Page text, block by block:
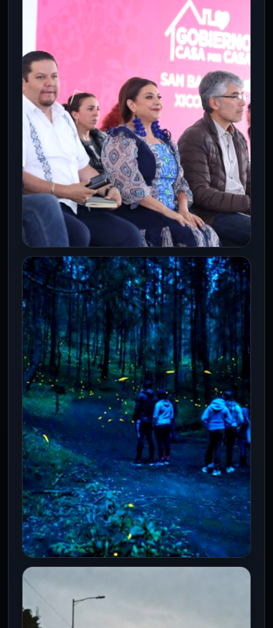
La comercialización de nopal, maíz, flores
y otros productos del suelo de
conservación abre oportunidades para
negocios con…
CDMX
Plan para Milpa Alta contempla
repavimentación, Cablebús y
refuerzo al transporte público
31 Jul 2026
La jefa de Gobierno de la Ciudad de
México, Clara Brugada Molina, anunció un
paquete de obras y…
Temporada de luciérnagas en
Tlaxcala arranca el 10 de junio en
Nanacamilpa